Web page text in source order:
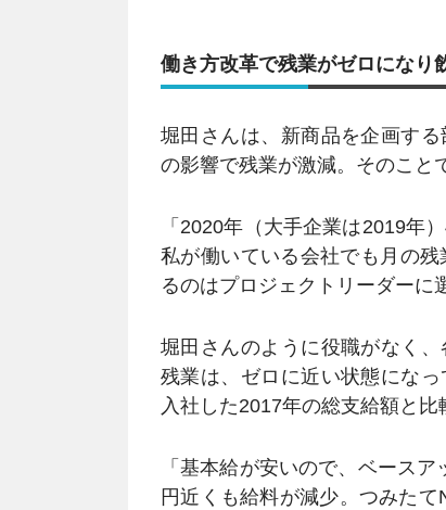
働き方改革で残業がゼロになり
堀田さんは、新商品を企画す
の影響で残業が激減。そのこと
「2020年（大手企業は2019年
私が働いている会社でも月の
るのはプロジェクトリーダーに
堀田さんのように役職がなく
残業は、ゼロに近い状態にな
入社した2017年の総支給額と比
「基本給が安いので、ベース
円近くも給料が減少。つみた